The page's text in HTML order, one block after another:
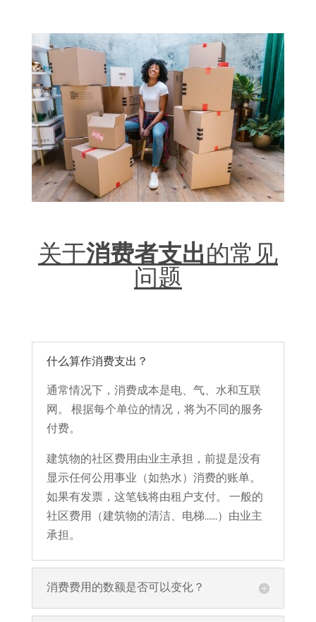
关于消费者支出的常见
问题
什么算作消费支出？
通常情况下，消费成本是电、气、水和互联
网。 根据每个单位的情况，将为不同的服务
付费。
建筑物的社区费用由业主承担，前提是没有
显示任何公用事业（如热水）消费的账单。
如果有发票，这笔钱将由租户支付。 一般的
社区费用（建筑物的清洁、电梯……）由业主
承担。
消费费用的数额是否可以变化？